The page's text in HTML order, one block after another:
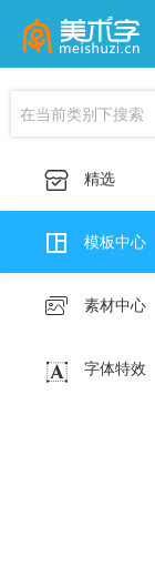
 精选
 模板中心
 素材中心
 字体特效